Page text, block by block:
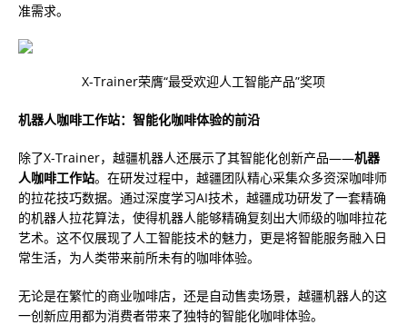
准需求。
X-Trainer荣膺“最受欢迎人工智能产品”奖项
机器人咖啡工作站：智能化咖啡体验的前沿
除了X-Trainer，越疆机器人还展示了其智能化创新产品——机器
人咖啡工作站。在研发过程中，越疆团队精心采集众多资深咖啡师
的拉花技巧数据。通过深度学习AI技术，越疆成功研发了一套精确
的机器人拉花算法，使得机器人能够精确复刻出大师级的咖啡拉花
艺术。这不仅展现了人工智能技术的魅力，更是将智能服务融入日
常生活，为人类带来前所未有的咖啡体验。
无论是在繁忙的商业咖啡店，还是自动售卖场景，越疆机器人的这
一创新应用都为消费者带来了独特的智能化咖啡体验。